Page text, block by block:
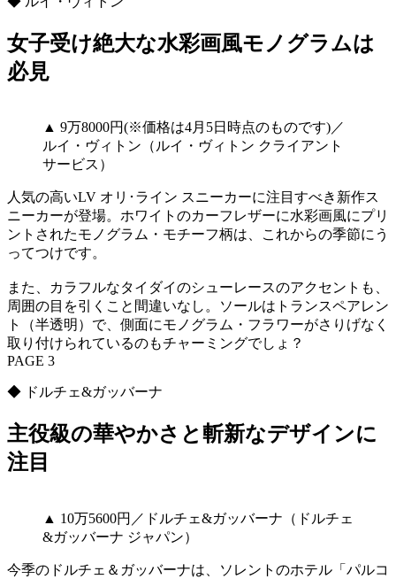
女子受け絶大な水彩画風モノグラムは
必見
▲ 9万8000円(※価格は4月5日時点のものです)／
ルイ・ヴィトン（ルイ・ヴィトン クライアント
サービス）
人気の高いLV オリ･ライン スニーカーに注目すべき新作ス
ニーカーが登場。ホワイトのカーフレザーに水彩画風にプリ
ントされたモノグラム・モチーフ柄は、これからの季節にう
ってつけです。
また、カラフルなタイダイのシューレースのアクセントも、
周囲の目を引くこと間違いなし。ソールはトランスペアレン
ト（半透明）で、側面にモノグラム・フラワーがさりげなく
取り付けられているのもチャーミングでしょ？
PAGE 3
◆ ドルチェ&ガッバーナ
主役級の華やかさと斬新なデザインに
注目
▲ 10万5600円／ドルチェ&ガッバーナ（ドルチェ
&ガッバーナ ジャパン）
今季のドルチェ＆ガッバーナは、ソレントのホテル「パルコ